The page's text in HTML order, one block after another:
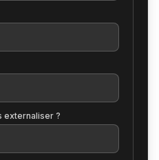
externaliser ?